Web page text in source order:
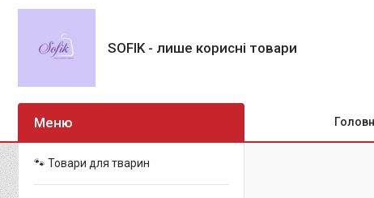
SOFIK - лише корисні товари
🐾 Товари для тварин